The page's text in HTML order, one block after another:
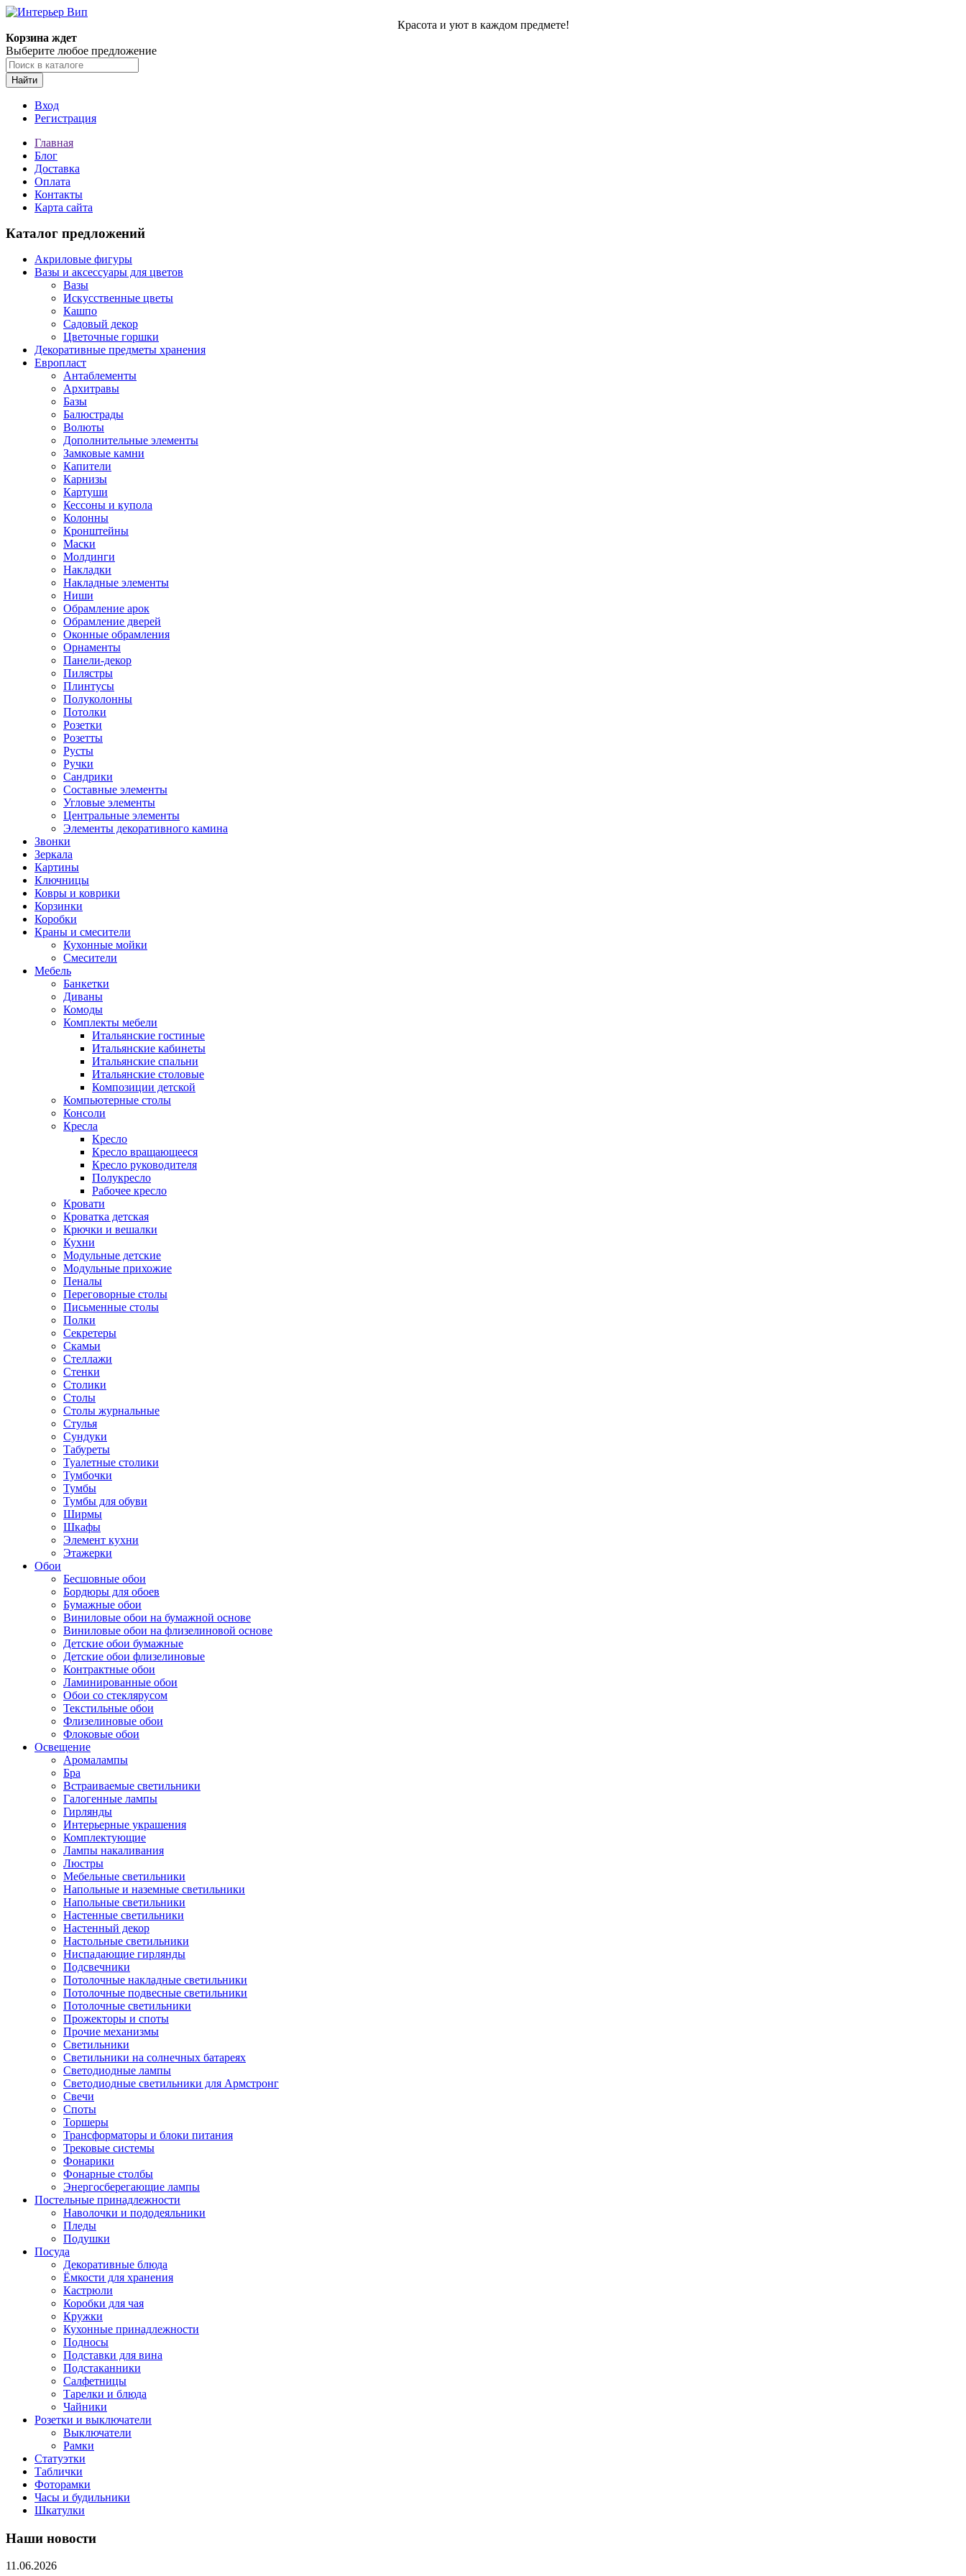
Красота и уют в каждом предмете!
Корзина ждет
Выберите любое предложение
Найти
Вход
Регистрация
Главная
Блог
Доставка
Оплата
Контакты
Карта сайта
Каталог предложений
Акриловые фигуры
Вазы и аксессуары для цветов
Вазы
Искусственные цветы
Кашпо
Садовый декор
Цветочные горшки
Декоративные предметы хранения
Европласт
Антаблементы
Архитравы
Базы
Балюстрады
Волюты
Дополнительные элементы
Замковые камни
Капители
Карнизы
Картуши
Кессоны и купола
Колонны
Кронштейны
Маски
Молдинги
Накладки
Накладные элементы
Ниши
Обрамление арок
Обрамление дверей
Оконные обрамления
Орнаменты
Панели-декор
Пилястры
Плинтусы
Полуколонны
Потолки
Розетки
Розетты
Русты
Ручки
Сандрики
Составные элементы
Угловые элементы
Центральные элементы
Элементы декоративного камина
Звонки
Зеркала
Картины
Ключницы
Ковры и коврики
Корзинки
Коробки
Краны и смесители
Кухонные мойки
Смесители
Мебель
Банкетки
Диваны
Комоды
Комплекты мебели
Итальянские гостиные
Итальянские кабинеты
Итальянские спальни
Итальянские столовые
Композиции детской
Компьютерные столы
Консоли
Кресла
Кресло
Кресло вращающееся
Кресло руководителя
Полукресло
Рабочее кресло
Кровати
Кроватка детская
Крючки и вешалки
Кухни
Модульные детские
Модульные прихожие
Пеналы
Переговорные столы
Письменные столы
Полки
Секретеры
Скамьи
Стеллажи
Стенки
Столики
Столы
Столы журнальные
Стулья
Сундуки
Табуреты
Туалетные столики
Тумбочки
Тумбы
Тумбы для обуви
Ширмы
Шкафы
Элемент кухни
Этажерки
Обои
Бесшовные обои
Бордюры для обоев
Бумажные обои
Виниловые обои на бумажной основе
Виниловые обои на флизелиновой основе
Детские обои бумажные
Детские обои флизелиновые
Контрактные обои
Ламинированные обои
Обои со стеклярусом
Текстильные обои
Флизелиновые обои
Флоковые обои
Освещение
Аромалампы
Бра
Встраиваемые светильники
Галогенные лампы
Гирлянды
Интерьерные украшения
Комплектующие
Лампы накаливания
Люстры
Мебельные светильники
Напольные и наземные светильники
Напольные светильники
Настенные светильники
Настенный декор
Настольные светильники
Ниспадающие гирлянды
Подсвечники
Потолочные накладные светильники
Потолочные подвесные светильники
Потолочные светильники
Прожекторы и споты
Прочие механизмы
Светильники
Светильники на солнечных батареях
Светодиодные лампы
Светодиодные светильники для Армстронг
Свечи
Споты
Торшеры
Трансформаторы и блоки питания
Трековые системы
Фонарики
Фонарные столбы
Энергосберегающие лампы
Постельные принадлежности
Наволочки и пододеяльники
Пледы
Подушки
Посуда
Декоративные блюда
Ёмкости для хранения
Кастрюли
Коробки для чая
Кружки
Кухонные принадлежности
Подносы
Подставки для вина
Подстаканники
Салфетницы
Тарелки и блюда
Чайники
Розетки и выключатели
Выключатели
Рамки
Статуэтки
Таблички
Фоторамки
Часы и будильники
Шкатулки
Наши новости
11.06.2026